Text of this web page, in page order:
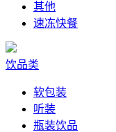
其他
速冻快餐
饮品类
软包装
听装
瓶装饮品